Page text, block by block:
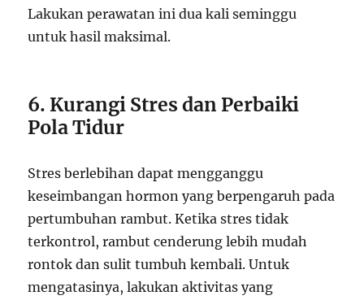
Lakukan perawatan ini dua kali seminggu
untuk hasil maksimal.
6. Kurangi Stres dan Perbaiki
Pola Tidur
Stres berlebihan dapat mengganggu
keseimbangan hormon yang berpengaruh pada
pertumbuhan rambut. Ketika stres tidak
terkontrol, rambut cenderung lebih mudah
rontok dan sulit tumbuh kembali. Untuk
mengatasinya, lakukan aktivitas yang